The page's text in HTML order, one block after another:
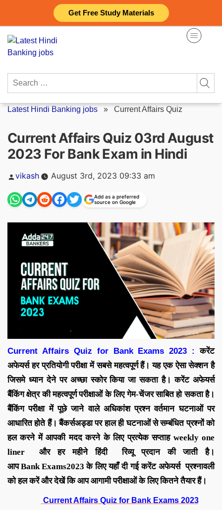
Get Free Study Materials
content
Search
Latest Hindi Banking jobs » Current Affairs Quiz
Current Affairs Quiz 03rd August
2023 For Bank Exam in Hindi
Posted
vikash August 3rd, 2023 09:33 am
Add as a preferred
source on Google
Current Affairs Quiz for Bank Exams 2023 :करेंट
अफेयर्सहर प्रतियोगी परीक्षा में सबसे महत्वपूर्ण हैं। यह एक ऐसा सेक्शन है
जिसमे ध्यान देने पर अच्छा स्कोर किया जा सकता है।करेंटअफेयर्स
बैंकिंग क्षेत्र की महत्वपूर्ण परीक्षाओं के लिए गेम-चेंजर साबित हो सकता है।
बैंकिंग परीक्षा में पूछे जाने वाले अधिकांश प्रश्न वर्तमान घटनाओं पर
आधारित होते हैं।बैंकर्सअड्डा परहाल ही घटनाओं से सम्बंधित प्रश्नों को
हल करने में आपकी मदद करने के लिएप्रत्येक सप्ताह weekly one
linerऔर हर महीनेहिंदी रिव्यूप्रदान की जाती है।
आपBankExams2023के लिए यहाँ दी गई करेंट अफेयर्स प्रश्नावली
को हल करें और देखें कि आप आगामी परीक्षाओं के लिए कितने तैयार हैं।
Current Affairs Quiz for Bank Exams 2023